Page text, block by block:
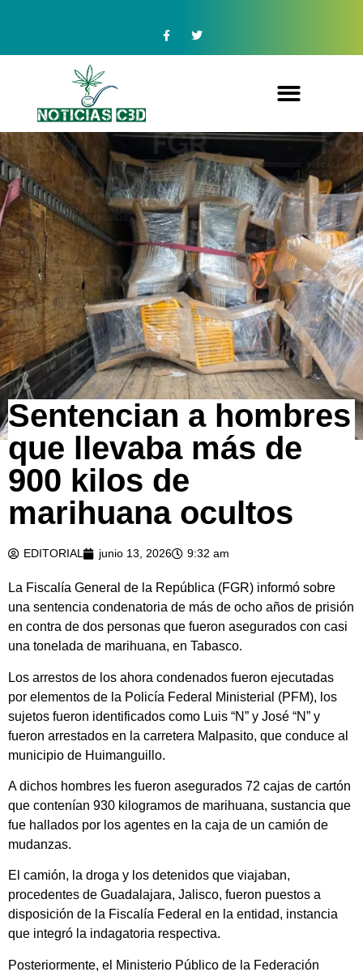
Sentencian a hombres
que llevaba más de
900 kilos de
marihuana ocultos
EDITORIAL junio 13, 2026 9:32 am
La Fiscalía General de la República (FGR) informó sobre
una sentencia condenatoria de más de ocho años de prisión
en contra de dos personas que fueron asegurados con casi
una tonelada de marihuana, en Tabasco.
Los arrestos de los ahora condenados fueron ejecutadas
por elementos de la Policía Federal Ministerial (PFM), los
sujetos fueron identificados como Luis “N” y José “N” y
fueron arrestados en la carretera Malpasito, que conduce al
municipio de Huimanguillo.
A dichos hombres les fueron asegurados 72 cajas de cartón
que contenían 930 kilogramos de marihuana, sustancia que
fue hallados por los agentes en la caja de un camión de
mudanzas.
El camión, la droga y los detenidos que viajaban,
procedentes de Guadalajara, Jalisco, fueron puestos a
disposición de la Fiscalía Federal en la entidad, instancia
que integró la indagatoria respectiva.
Posteriormente, el Ministerio Público de la Federación